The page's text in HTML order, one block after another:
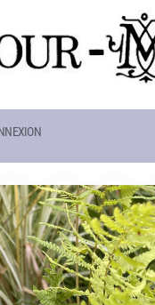
INFOS
PLAN &
POUR